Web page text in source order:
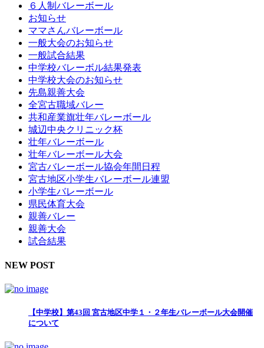
６人制バレーボール
お知らせ
ママさんバレーボール
一般大会のお知らせ
一般試合結果
中学校バレーボル結果発表
中学校大会のお知らせ
先島親善大会
全宮古職域バレー
共和産業旗壮年バレーボール
城辺中央クリニック杯
壮年バレーボール
壮年バレーボール大会
宮古バレーボール協会年間日程
宮古地区小学生バレーボール連盟
小学生バレーボール
県民体育大会
親善バレー
親善大会
試合結果
NEW POST
【中学校】第43回 宮古地区中学１・２年生バレーボール大会開催
について